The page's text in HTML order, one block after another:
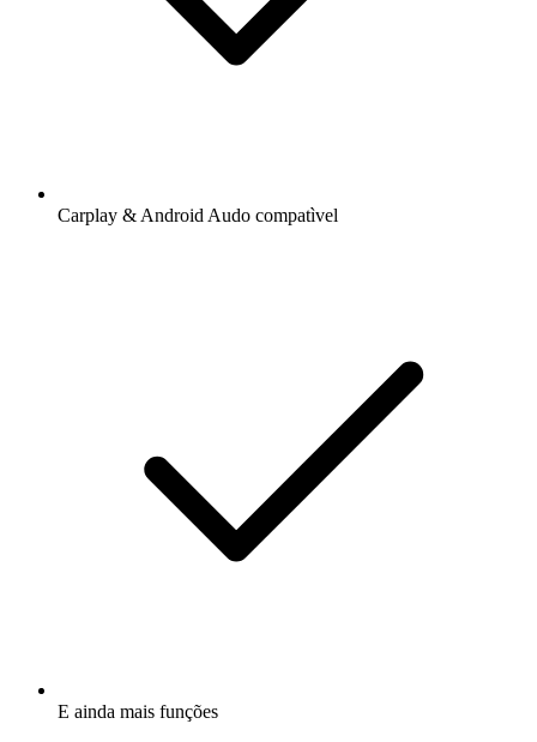
Carplay & Android Audo compatìvel
E ainda mais funções